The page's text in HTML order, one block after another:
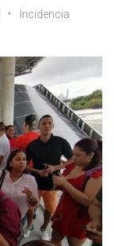
Incidencia